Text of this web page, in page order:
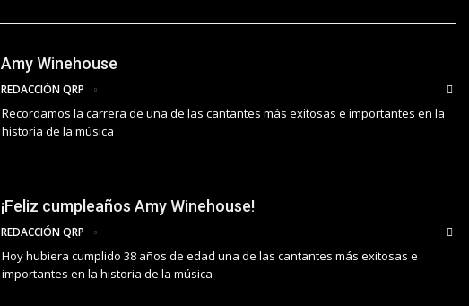
Amy Winehouse
REDACCIÓN QRP
Recordamos la carrera de una de las cantantes más exitosas e importantes en la
historia de la música
¡Feliz cumpleaños Amy Winehouse!
REDACCIÓN QRP
Hoy hubiera cumplido 38 años de edad una de las cantantes más exitosas e
importantes en la historia de la música